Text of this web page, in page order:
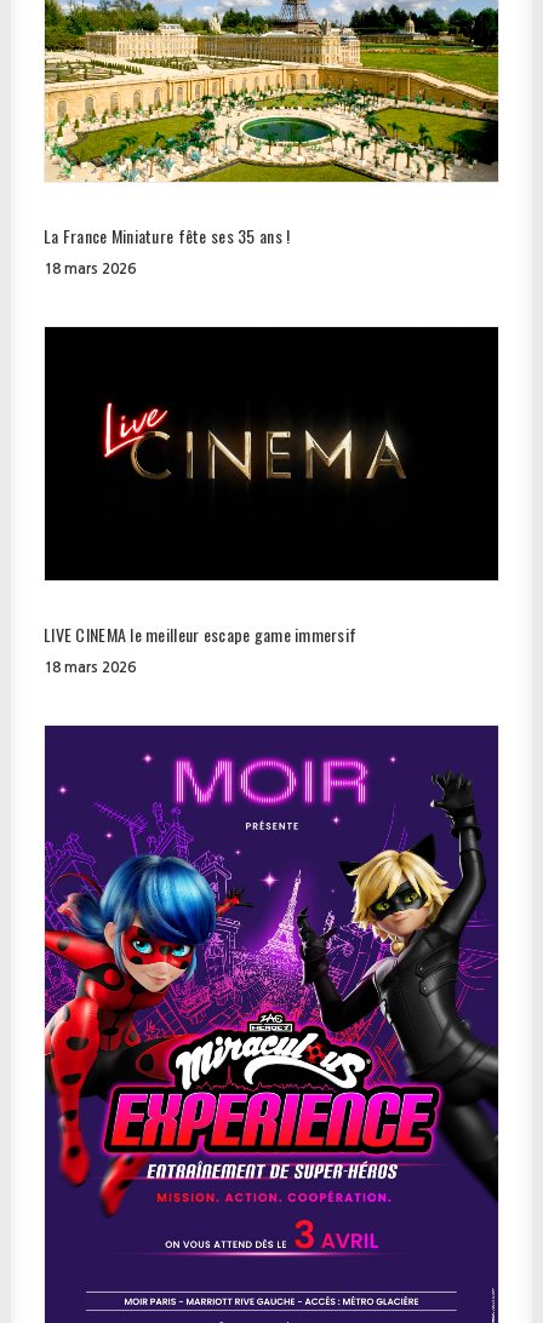
La France Miniature fête ses 35 ans !
18 mars 2026
LIVE CINEMA le meilleur escape game immersif
18 mars 2026